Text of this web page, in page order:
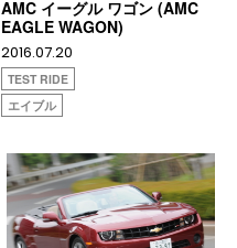
AMC イーグル ワゴン (AMC
EAGLE WAGON)
2016.07.20
TEST RIDE
エイブル